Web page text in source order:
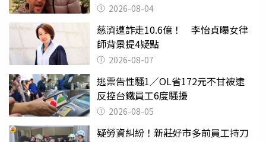
2026-08-04
慈濟遭詐走10.6億！ 李怡貞曝女律
師背景提4疑點
2026-08-07
逃票告性騷1／OL省172元不甘被逮
反控台鐵員工6度騷擾
2026-08-05
疑勞資糾紛！新莊好市多前員工持刀